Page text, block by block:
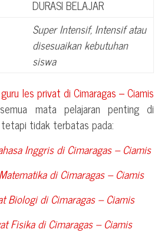
DURASI BELAJAR
Super Intensif, Intensif atau
disesuaikan kebutuhan
siswa
les privat di Cimaragas – Ciamis
mata pelajaran penting di
tetapi tidak terbatas pada:
Inggris diCimaragas – Ciamis
diCimaragas – Ciamis
Biologi diCimaragas – Ciamis
Fisika diCimaragas – Ciamis